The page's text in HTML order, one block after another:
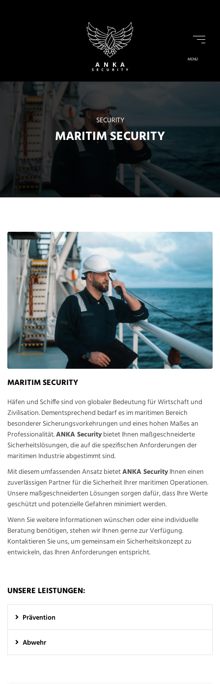
MENÜ
SECURITY
MARITIM SECURITY
MARITIM SECURITY
Häfen und Schiffe sind von globaler Bedeutung für Wirtschaft und
Zivilisation. Dementsprechend bedarf es im maritimen Bereich
besonderer Sicherungsvorkehrungen und eines hohen Maßes an
Professionalität.ANKA Securitybietet Ihnen maßgeschneiderte
Sicherheitslösungen, die auf die spezifischen Anforderungen der
maritimen Industrie abgestimmt sind.
Mit diesem umfassenden Ansatz bietetANKA SecurityIhnen einen
zuverlässigen Partner für die Sicherheit Ihrer maritimen Operationen.
Unsere maßgeschneiderten Lösungen sorgen dafür, dass Ihre Werte
geschützt und potenzielle Gefahren minimiert werden.
Wenn Sie weitere Informationen wünschen oder eine individuelle
Beratung benötigen, stehen wir Ihnen gerne zur Verfügung.
Kontaktieren Sie uns, um gemeinsam ein Sicherheitskonzept zu
entwickeln, das Ihren Anforderungen entspricht.
UNSERE LEISTUNGEN:
Prävention
Abwehr